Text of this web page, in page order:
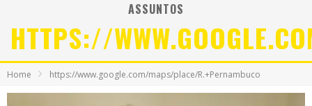
Chega de mistério! Baianas Ozadas lança tema do carnaval de 2026 nesta terça-feira
Em abril, Boulevard Shopping BH realiza sorteio de TVs 4K
ASSUNTOS
HTTPS://
Home https://www.google.com/maps/place/R.+Pernambuco